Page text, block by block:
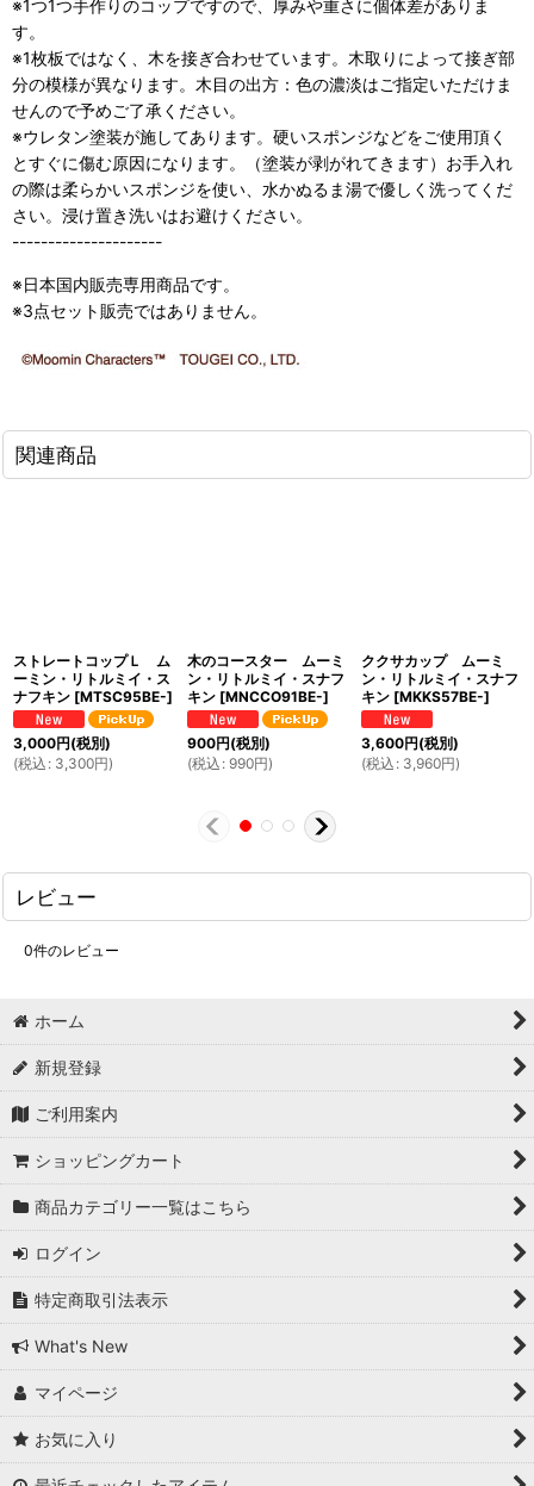
※1つ1つ手作りのコップですので、厚みや重さに個体差がありま
す。
※1枚板ではなく、木を接ぎ合わせています。木取りによって接ぎ部
分の模様が異なります。木目の出方：色の濃淡はご指定いただけま
せんので予めご了承ください。
※ウレタン塗装が施してあります。硬いスポンジなどをご使用頂く
とすぐに傷む原因になります。（塗装が剥がれてきます）お手入れ
の際は柔らかいスポンジを使い、水かぬるま湯で優しく洗ってくだ
さい。浸け置き洗いはお避けください。
---------------------
※日本国内販売専用商品です。
※3点セット販売ではありません。
関連商品
ストレートコップＬ ム
ーミン・リトルミイ・ス
ナフキン [MTSC95BE-]
3,000円(税別)
(税込 : 3,300円)
木のコースター ムーミ
ン・リトルミイ・スナフ
キン [MNCCO91BE-]
900円(税別)
(税込 : 990円)
ククサカップ ムーミ
ン・リトルミイ・スナフ
キン [MKKS57BE-]
3,600円(税別)
(税込 : 3,960円)
レビュー
0件のレビュー
ホーム
新規登録
ご利用案内
ショッピングカート
商品カテゴリー一覧はこちら
ログイン
特定商取引法表示
What's New
マイページ
お気に入り